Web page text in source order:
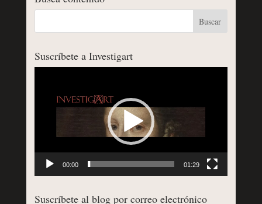
Suscríbete a Investigart
00:00 01:29
Suscríbete al blog por correo electrónico